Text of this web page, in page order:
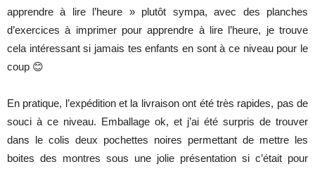
apprendre à lire l’heure » plutôt sympa, avec des planches
d’exercices à imprimer pour apprendre à lire l’heure, je trouve
cela intéressant si jamais tes enfants en sont à ce niveau pour le
coup 😊
En pratique, l’expédition et la livraison ont été très rapides, pas de
souci à ce niveau. Emballage ok, et j’ai été surpris de trouver
dans le colis deux pochettes noires permettant de mettre les
boites des montres sous une jolie présentation si c’était pour